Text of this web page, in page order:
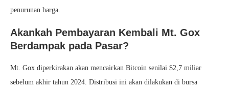
penurunan harga.
Akankah Pembayaran Kembali Mt. Gox
Berdampak pada Pasar?
Mt. Gox diperkirakan akan mencairkan Bitcoin senilai $2,7 miliar
sebelum akhir tahun 2024. Distribusi ini akan dilakukan di bursa